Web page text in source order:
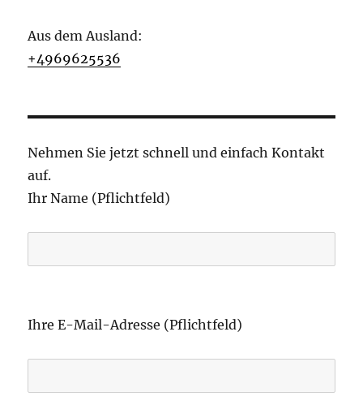
Aus dem Ausland:
+4969625536
Nehmen Sie jetzt schnell und einfach Kontakt
auf.
Ihr Name (Pflichtfeld)
i
e
Ihre E-Mail-Adresse (Pflichtfeld)